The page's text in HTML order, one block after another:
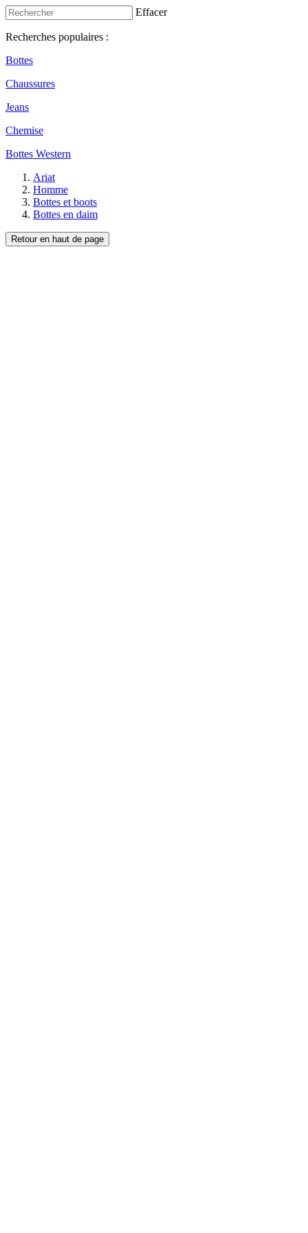
Effacer
Recherches populaires :
Bottes
Chaussures
Jeans
Chemise
Bottes Western
Ariat
Homme
Bottes et boots
Bottes en daim
Retour en haut de page